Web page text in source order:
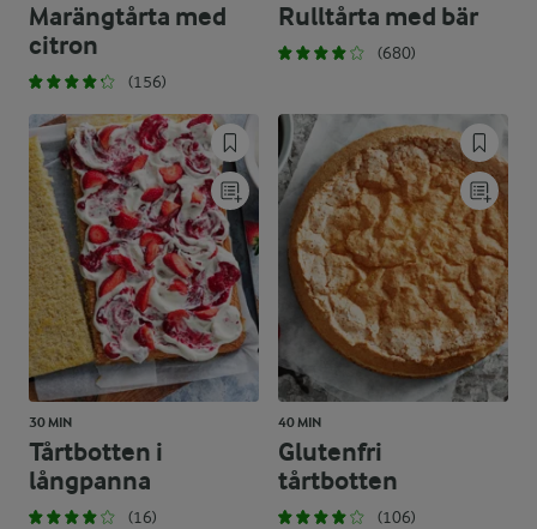
Marängtårta med
citron
(156)
Rulltårta med bär
(680)
30 MIN
Tårtbotten i
långpanna
(16)
40 MIN
Glutenfri
tårtbotten
(106)